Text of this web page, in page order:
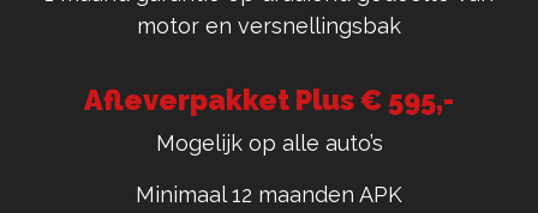
motor en versnellingsbak
Afleverpakket Plus € 595,-
Mogelijk op alle auto’s
Minimaal 12 maanden APK